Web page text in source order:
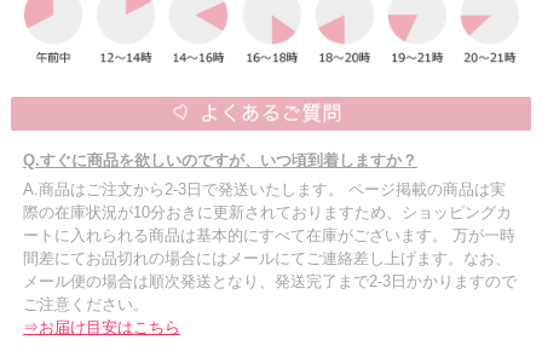
Q.すぐに商品を欲しいのですが、いつ頃到着しますか？
A.商品はご注文から2-3日で発送いたします。 ページ掲載の商品は実
際の在庫状況が10分おきに更新されておりますため、ショッピングカ
ートに入れられる商品は基本的にすべて在庫がございます。 万が一時
間差にてお品切れの場合にはメールにてご連絡差し上げます。なお、
メール便の場合は順次発送となり、発送完了まで2-3日かかりますので
ご注意ください。
⇒お届け目安はこちら